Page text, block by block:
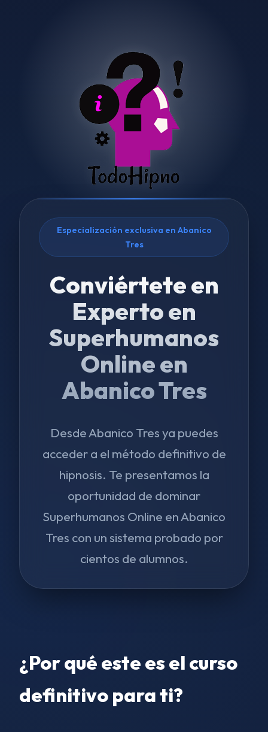
Especialización exclusiva en Abanico
Tres
Conviértete en
Experto en
Superhumanos
Online en
Abanico Tres
Desde Abanico Tres ya puedes
acceder a el método definitivo de
hipnosis. Te presentamos la
oportunidad de dominar
Superhumanos Online en Abanico
Tres con un sistema probado por
cientos de alumnos.
¿Por qué este es el curso
definitivo para ti?